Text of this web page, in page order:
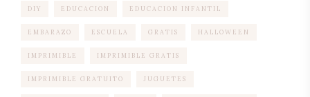
DIY EDUCACION EDUCACION INFANTIL
EMBARAZO ESCUELA GRATIS HALLOWEEN
IMPRIMIBLE IMPRIMIBLE GRATIS
IMPRIMIBLE GRATUITO JUGUETES